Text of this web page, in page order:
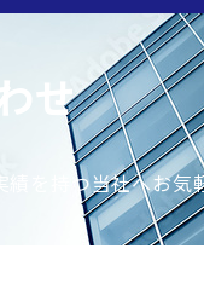
せ
績を持つ当社へお